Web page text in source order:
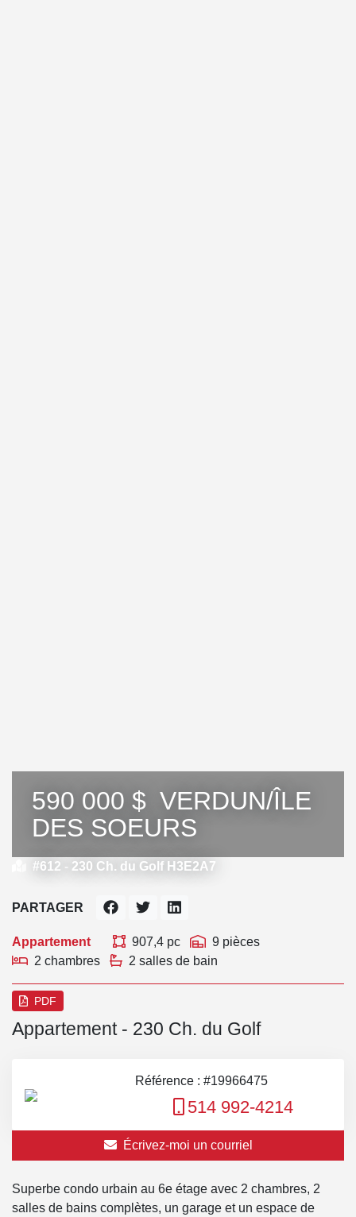
590 000 $ VERDUN/ÎLE
DES SOEURS
#612 - 230 Ch. du Golf H3E2A7
Appartement 907,4 pc
9 pièces
2 chambres
2 salles de bain
PARTAGER
PDF
Appartement - 230 Ch. du Golf
Référence : #19966475
514 992-4214
Écrivez-moi un courriel
Superbe condo urbain au 6e étage avec 2 chambres, 2
salles de bains complètes, un garage et un espace de